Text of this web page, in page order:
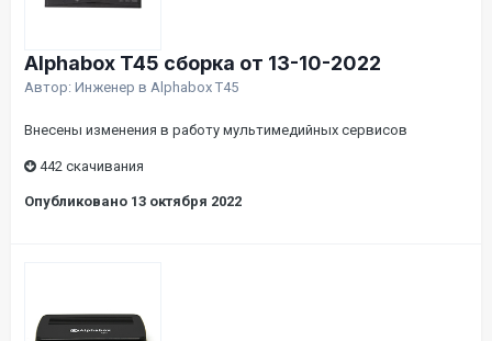
Alphabox T45 сборка от 13-10-2022
Автор: Инженер в Alphabox T45
Внесены изменения в работу мультимедийных сервисов
442 скачивания
Опубликовано 13 октября 2022